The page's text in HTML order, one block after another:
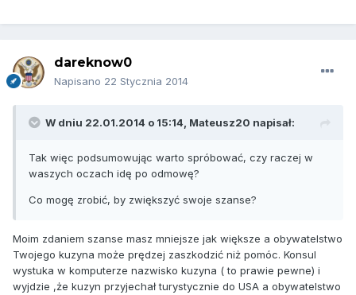
dareknow0
Napisano 22 Stycznia 2014
W dniu 22.01.2014 o 15:14, Mateusz20 napisał:
Tak więc podsumowując warto spróbować, czy raczej w
waszych oczach idę po odmowę?
Co mogę zrobić, by zwiększyć swoje szanse?
Moim zdaniem szanse masz mniejsze jak większe a obywatelstwo
Twojego kuzyna może prędzej zaszkodzić niż pomóc. Konsul
wystuka w komputerze nazwisko kuzyna ( to prawie pewne) i
wyjdzie ,że kuzyn przyjechał turystycznie do USA a obywatelstwo